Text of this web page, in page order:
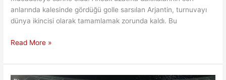
anlarında kalesinde gördüğü golle sarsılan Arjantin, turnuvayı
dünya ikincisi olarak tamamlamak zorunda kaldı. Bu
Messi’den
Veda:
Arjantinli
Read More »